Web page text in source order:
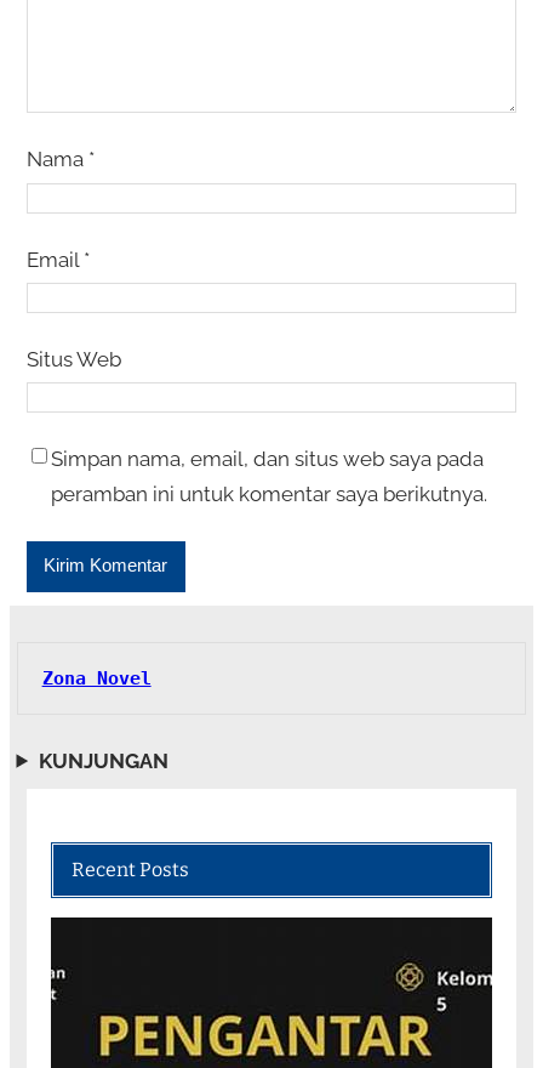
Nama *
Email *
Situs Web
Simpan nama, email, dan situs web saya pada
peramban ini untuk komentar saya berikutnya.
Zona Novel
KUNJUNGAN
Recent Posts